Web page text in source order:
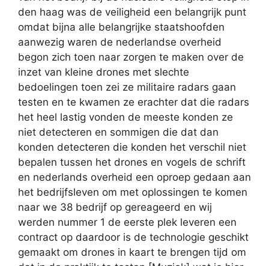
den haag was de veiligheid een belangrijk punt
omdat bijna alle belangrijke staatshoofden
aanwezig waren de nederlandse overheid
begon zich toen naar zorgen te maken over de
inzet van kleine drones met slechte
bedoelingen toen zei ze militaire radars gaan
testen en te kwamen ze erachter dat die radars
het heel lastig vonden de meeste konden ze
niet detecteren en sommigen die dat dan
konden detecteren die konden het verschil niet
bepalen tussen het drones en vogels de schrift
en nederlands overheid een oproep gedaan aan
het bedrijfsleven om met oplossingen te komen
naar we 38 bedrijf op gereageerd en wij
werden nummer 1 de eerste plek leveren een
contract op daardoor is de technologie geschikt
gemaakt om drones in kaart te brengen tijd om